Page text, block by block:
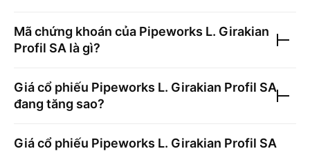
Mã chứng khoán của Pipeworks L. Girakian
Profil SA là gì?
Giá cổ phiếu Pipeworks L. Girakian Profil SA
đang tăng sao?
Giá cổ phiếu Pipeworks L. Girakian Profil SA